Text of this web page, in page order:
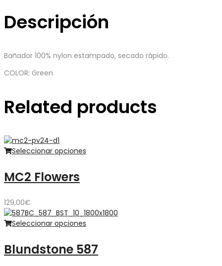
Descripción
Bañador 100% nylon estampado, secado rápido.
COLOR: Green
Related products
Seleccionar opciones
MC2 Flowers
129,00€
Seleccionar opciones
Blundstone 587